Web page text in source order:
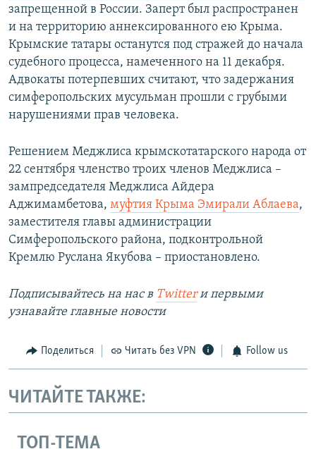
запрещенной в России. Заперт был распространен
и на территорию аннексированного ею Крыма.
Крымские татары останутся под стражей до начала
судебного процесса, намеченного на 11 декабря.
Адвокаты потерпевших считают, что задержания
симферопольских мусульман прошли с грубыми
нарушениями прав человека.
Решением Меджлиса крымскотатарского народа от
22 сентября членство троих членов Меджлиса –
зампредседателя Меджлиса Айдера
Аджимамбетова, муфтия Крыма Эмирали Аблаева,
заместителя главы администрации
Симферопольского района, подконтрольной
Кремлю Руслана Якубова – приостановлено.
Подписывайтесь на наc в Twitterи первыми
узнавайте главные новости
Поделиться Читать без VPN Follow us
ЧИТАЙТЕ ТАКЖЕ:
ТОП-ТЕМА